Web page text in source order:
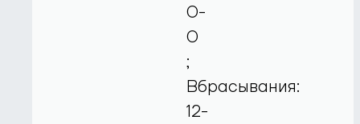
0-
0
;
Вбрасывания:
12-